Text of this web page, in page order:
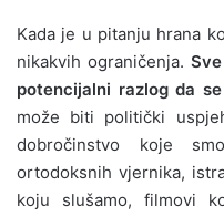
Kada je u pitanju hrana
nikakvih ograničenja.
potencijalni razlog da
može biti politički
dobročinstvo koje
ortodoksnih vjernika,
koju slušamo, filmovi